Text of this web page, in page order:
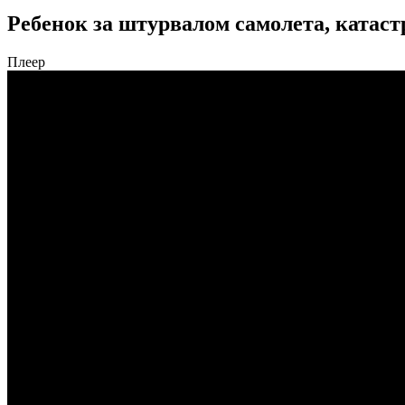
Ребенок за штурвалом самолета,
Плеер